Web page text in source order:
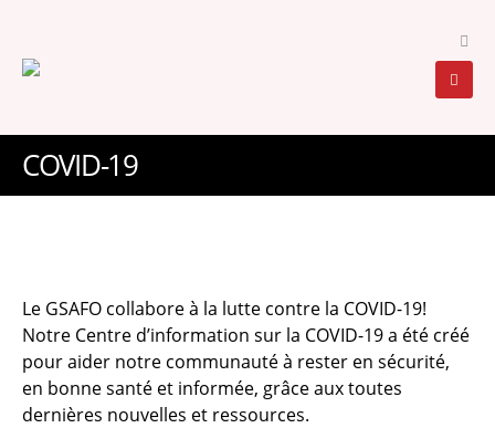
COVID-19
Le GSAFO collabore à la lutte contre la COVID-19!
Notre Centre d’information sur la COVID-19 a été créé
pour aider notre communauté à rester en sécurité,
en bonne santé et informée, grâce aux toutes
dernières nouvelles et ressources.